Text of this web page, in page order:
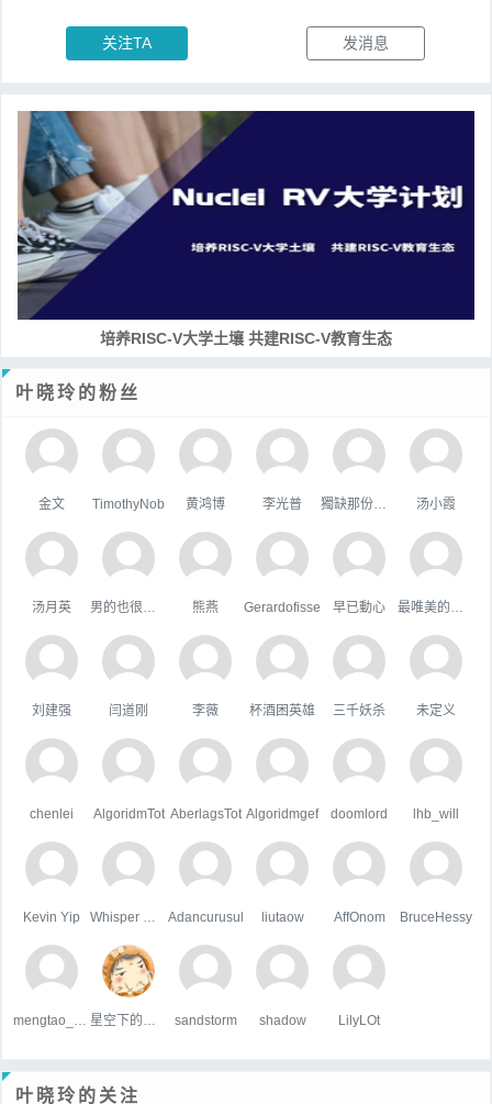
关注TA 发消息
RISC-V处理器设计系列课程
叶晓玲的粉丝
金文 TimothyNob 黄鸿博 李光普 汤小霞
汤月英 熊燕 Gerardofisse 早已動心
刘建强 闫道刚 李薇 杯酒困英雄 三千妖杀 未定义
chenlei AlgoridmTot AberlagsTot Algoridmgef doomlord lhb_will
Kevin Yip Adancurusul liutaow AffOnom BruceHessy
sandstorm shadow LilyLOt
叶晓玲的关注